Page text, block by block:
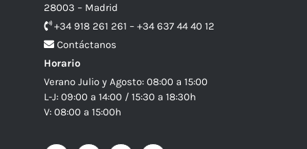
28003 – Madrid
+34 918 261 261 – +34 637 44 40 12
Contáctanos
Horario
Verano Julio y Agosto: 08:00 a 15:00
L-J: 09:00 a 14:00 / 15:30 a 18:30h
V: 08:00 a 15:00h